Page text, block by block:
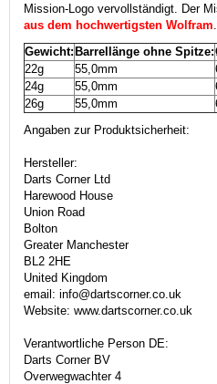
Mission-Logo vervollständigt. Der
aus dem hochwertigsten Wolfram
Gewicht:Barrellänge ohne Spitze:
22g
55,0mm
24g
55,0mm
26g
55,0mm
Angaben zur Produktsicherheit:
Hersteller:
Darts Corner Ltd
Harewood House
Union Road
Bolton
Greater Manchester
BL2 2HE
United Kingdom
email: info@dartscorner.co.uk
Website: www.dartscorner.co.uk
Verantwortliche Person DE:
Darts Corner BV
Overwegwachter 4